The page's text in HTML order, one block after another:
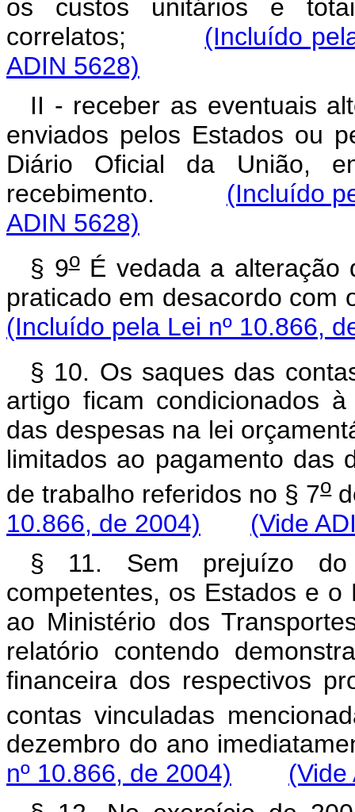
os custos unitários e
correlatos; (Incluído
ADIN 5628)
II - receber as eventuais
enviados pelos Estados ou
Diário Oficial da União,
recebimento. (Incluído
ADIN 5628)
§ 9oÉ vedada a alteração
praticado em desacordo
(Incluído pela Lei nº 10.866,
§ 10. Os saques das
artigo ficam condicionados
das despesas na lei
limitados ao pagamento das
de trabalho referidos no § 7o
10.866, de 2004)
(Vide
§ 11. Sem prejuízo do
competentes, os Estados e
ao Ministério dos
relatório contendo
financeira dos respectivos
contas vinculadas
dezembro do ano
nº 10.866, de 2004)
(Vide